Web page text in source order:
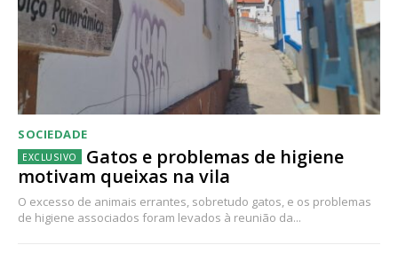
SOCIEDADE
Gatos e problemas de higiene
motivam queixas na vila
O excesso de animais errantes, sobretudo gatos, e os problemas
de higiene associados foram levados à reunião da...